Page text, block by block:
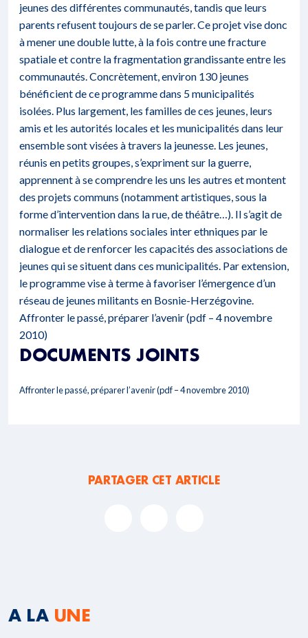
jeunes des différentes communautés, tandis que leurs
parents refusent toujours de se parler. Ce projet vise donc
à mener une double lutte, à la fois contre une fracture
spatiale et contre la fragmentation grandissante entre les
communautés. Concrètement, environ 130 jeunes
bénéficient de ce programme dans 5 municipalités
isolées. Plus largement, les familles de ces jeunes, leurs
amis et les autorités locales et les municipalités dans leur
ensemble sont visées à travers la jeunesse. Les jeunes,
réunis en petits groupes, s’expriment sur la guerre,
apprennent à se comprendre les uns les autres et montent
des projets communs (notamment artistiques, sous la
forme d’intervention dans la rue, de théâtre…). Il s’agit de
normaliser les relations sociales inter ethniques par le
dialogue et de renforcer les capacités des associations de
jeunes qui se situent dans ces municipalités. Par extension,
le programme vise à terme à favoriser l’émergence d’un
réseau de jeunes militants en Bosnie-Herzégovine.
Affronter le passé, préparer l’avenir (pdf – 4 novembre
2010)
DOCUMENTS JOINTS
Affronter le passé, préparer l’avenir (pdf – 4 novembre 2010)
PARTAGER CET ARTICLE
A LA UNE